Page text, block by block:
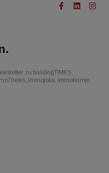
zu buildingTIMES,
immojobs, immotermin